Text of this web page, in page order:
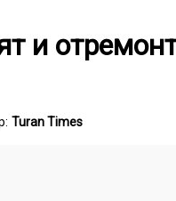
и
Turan Times